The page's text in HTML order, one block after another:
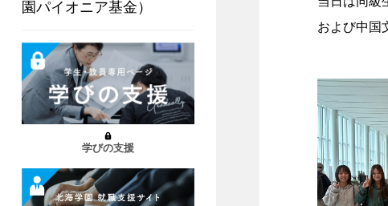
園パイオニア基金）
学びの支援
および中国